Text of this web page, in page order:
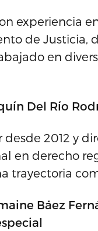
experiencia
de Justicia,
en
Del Río
desde 2012 y
en derecho
trayectoria
Báez